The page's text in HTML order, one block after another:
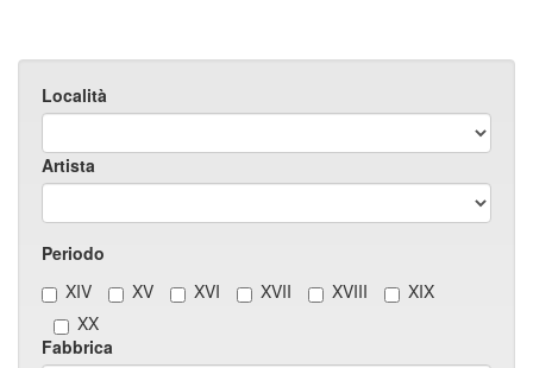
Località
Artista
Periodo
XIV
XV XVI XVII XVIII
XIX
XX
Fabbrica